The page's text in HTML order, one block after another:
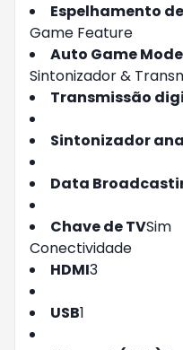
Espelhamento
Game Feature
Auto Game
Sintonizador &
Transmissão
Sintonizador
Data
Chave de TVSim
Conectividade
HDMI3
USB1